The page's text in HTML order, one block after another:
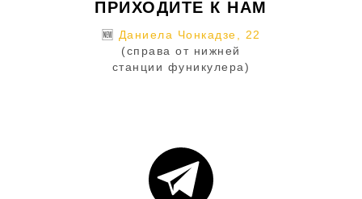
ПРИХОДИТЕ К НАМ
🆕 Даниела Чонкадзе, 22
(справа от нижней
станции фуникулера)